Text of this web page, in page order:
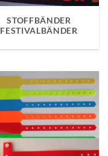
STOFFBÄNDER
FESTIVALBÄNDER